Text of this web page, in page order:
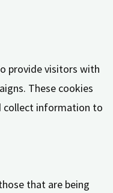
provide visitors with
These cookies
collect information to
that are being